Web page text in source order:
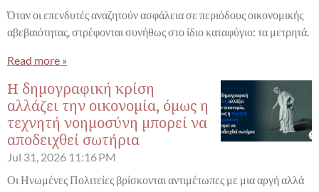
Όταν οι επενδυτές αναζητούν ασφάλεια σε περιόδους οικονομικής
αβεβαιότητας, στρέφονται συνήθως στο ίδιο καταφύγιο: τα μετρητά.
Read more »
Η δημογραφική κρίση
αλλάζει την οικονομία, όμως η
τεχνητή νοημοσύνη μπορεί να
αποδειχθεί σωτήρια
Jul 31, 2026 11:16 PM
Οι Ηνωμένες Πολιτείες βρίσκονται αντιμέτωπες με μια αργή αλλά